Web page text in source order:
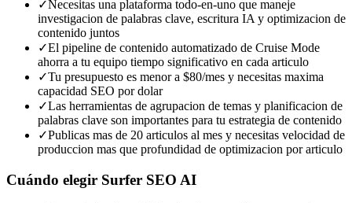
✓Necesitas una plataforma todo-en-uno que maneje
investigacion de palabras clave, escritura IA y optimizacion de
contenido juntos
✓El pipeline de contenido automatizado de Cruise Mode
ahorra a tu equipo tiempo significativo en cada articulo
✓Tu presupuesto es menor a $80/mes y necesitas maxima
capacidad SEO por dolar
✓Las herramientas de agrupacion de temas y planificacion de
palabras clave son importantes para tu estrategia de contenido
✓Publicas mas de 20 articulos al mes y necesitas velocidad de
produccion mas que profundidad de optimizacion por articulo
Cuándo elegir Surfer SEO AI